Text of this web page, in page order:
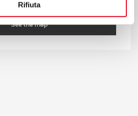
Rifiuta
See the map